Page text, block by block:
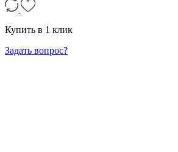
Купить в 1 клик
Задать вопрос?